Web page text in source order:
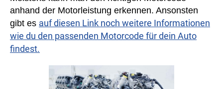
anhand der Motorleistung erkennen. Ansonsten
gibt es auf diesen Link noch weitere Informationen
wie du den passenden Motorcode für dein Auto
findest.